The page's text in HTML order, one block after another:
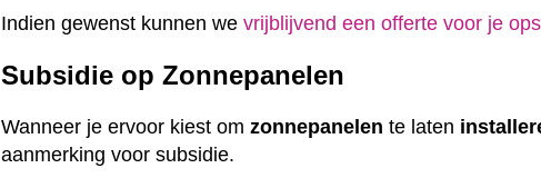
Indien gewenst kunnen wevrijblijvend een offerte voor je
Subsidie op Zonnepanelen
Wanneer je ervoor kiest omzonnepanelen te laten
aanmerking voor subsidie.